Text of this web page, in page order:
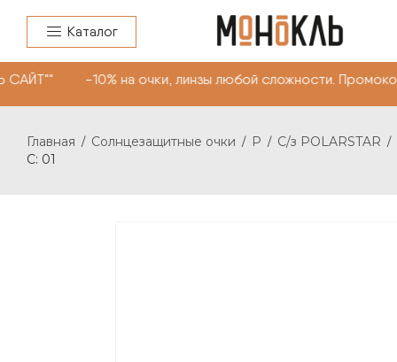
Каталог
-10% на очки, линзы любой сложности.
Главная / Солнцезащитные очки / P / С/з POLARSTAR /
C: 01